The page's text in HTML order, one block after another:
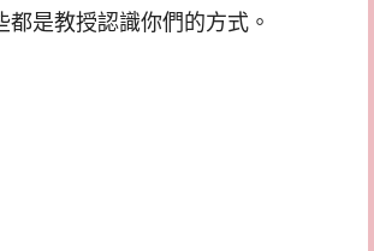
都是教授認識你們的方式。